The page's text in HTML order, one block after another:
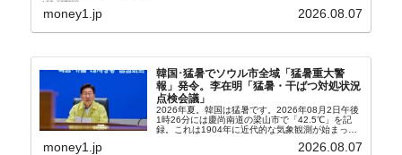
2.8％上昇（06月は3.2％）となり、上昇率は前...
money1.jp 2026.08.07
韓国･猛暑でソウル市全域「猛暑重大警
報」発令。李在明「猛暑・干ばつ対処状況
点検会議」
2026年夏。韓国は猛暑です。2026年08月2日午後
1時26分には慶尚南道の梁山市で「42.5℃」を記
録。これは1904年に近代的な気象観測が始まって
ウル市全域への「猛暑重大警報」が発令され...
money1.jp 2026.08.07